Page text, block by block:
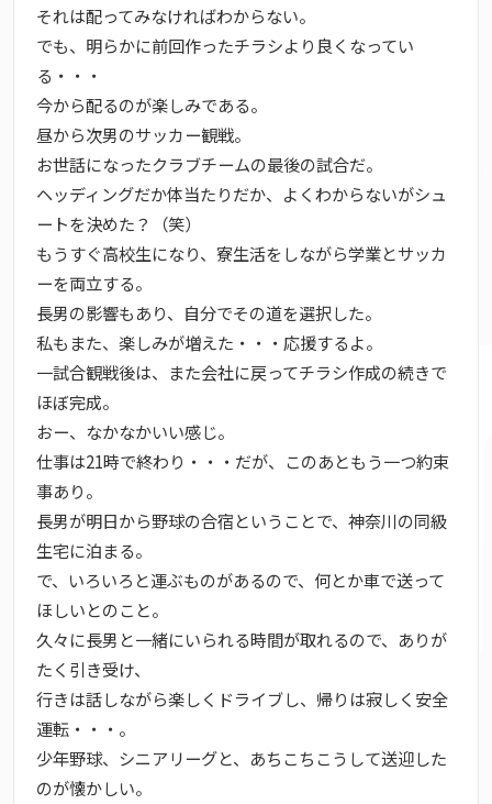
それは配ってみなければわからない。
でも、明らかに前回作ったチラシより良くなってい
る・・・
今から配るのが楽しみである。
昼から次男のサッカー観戦。
お世話になったクラブチームの最後の試合だ。
ヘッディングだか体当たりだか、よくわからないがシュ
ートを決めた？（笑）
もうすぐ高校生になり、寮生活をしながら学業とサッカ
ーを両立する。
長男の影響もあり、自分でその道を選択した。
私もまた、楽しみが増えた・・・応援するよ。
一試合観戦後は、また会社に戻ってチラシ作成の続きで
ほぼ完成。
おー、なかなかいい感じ。
仕事は21時で終わり・・・だが、このあともう一つ約束
事あり。
長男が明日から野球の合宿ということで、神奈川の同級
生宅に泊まる。
で、いろいろと運ぶものがあるので、何とか車で送って
ほしいとのこと。
久々に長男と一緒にいられる時間が取れるので、ありが
たく引き受け、
行きは話しながら楽しくドライブし、帰りは寂しく安全
運転・・・。
少年野球、シニアリーグと、あちこちこうして送迎した
のが懐かしい。